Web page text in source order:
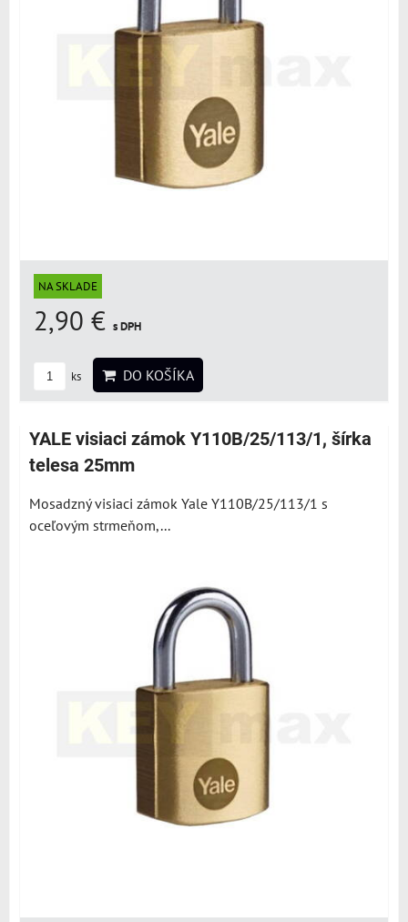
NA SKLADE
2,90 € s DPH
ks DO KOŠÍKA
YALE visiaci zámok Y110B/25/113/1, šírka
telesa 25mm
Mosadzný visiaci zámok Yale Y110B/25/113/1 s
oceľovým strmeňom,...